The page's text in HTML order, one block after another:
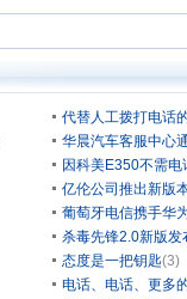
代替人工拨打电话
华晨汽车客服中心
因科美E350不需
亿伦公司推出新版
葡萄牙电信携手华
杀毒先锋2.0新版发
态度是一把钥匙(3)
电话、电话、更多